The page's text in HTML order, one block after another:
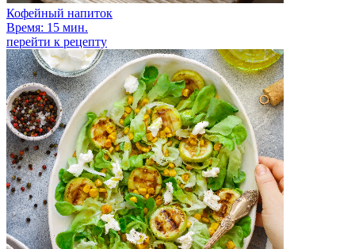
Кофейный напиток
Время: 15 мин.
перейти к рецепту